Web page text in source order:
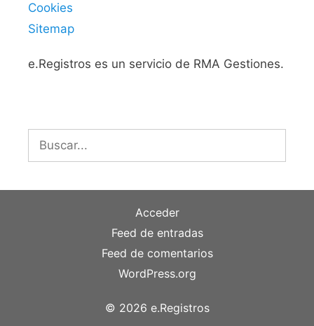
Cookies
Sitemap
e.Registros es un servicio de RMA Gestiones.
Buscar:
Acceder
Feed de entradas
Feed de comentarios
WordPress.org
© 2026 e.Registros